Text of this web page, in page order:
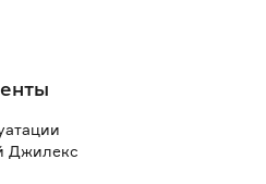
Джилекс